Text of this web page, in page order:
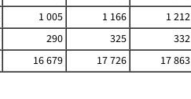
1 005 1 166 1 212
290 325 332
16 679 17 726 17 863